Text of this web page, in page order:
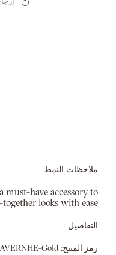
ملاحظات النمط
must-have accessory to
looks with ease.
التفاصيل
رمز المنتج: Gold